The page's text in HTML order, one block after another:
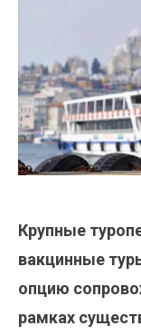
Крупные
вакцинные
опцию
рамках